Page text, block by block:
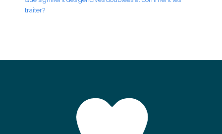
traiter?